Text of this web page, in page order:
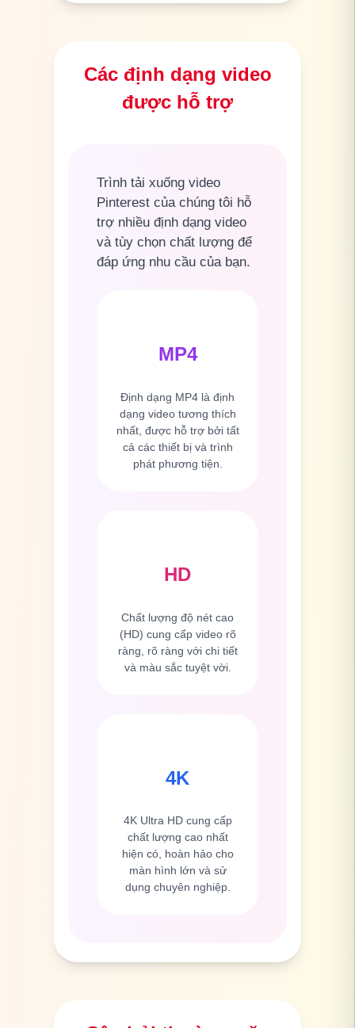
Các định dạng video
được hỗ trợ
Trình tải xuống video
Pinterest của chúng tôi hỗ
trợ nhiều định dạng video
và tùy chọn chất lượng để
đáp ứng nhu cầu của bạn.
MP4
Định dạng MP4 là định
dạng video tương thích
nhất, được hỗ trợ bởi tất
cả các thiết bị và trình
phát phương tiện.
HD
Chất lượng độ nét cao
(HD) cung cấp video rõ
ràng, rõ ràng với chi tiết
và màu sắc tuyệt vời.
4K
4K Ultra HD cung cấp
chất lượng cao nhất
hiện có, hoàn hảo cho
màn hình lớn và sử
dụng chuyên nghiệp.